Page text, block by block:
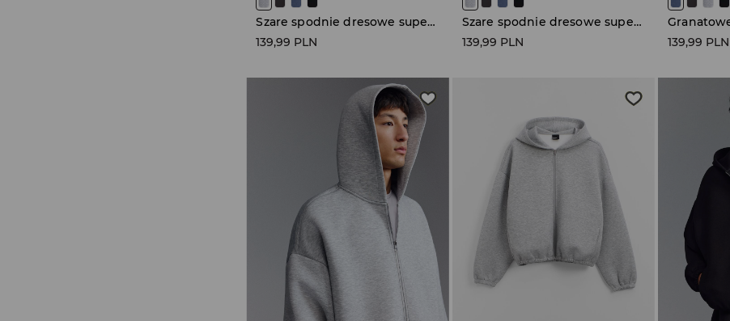
Szare spodnie dresowe super baggy fit
139,99 PLN
Szare spodnie dresowe super baggy fit
139,99 PLN
139,99 PLN